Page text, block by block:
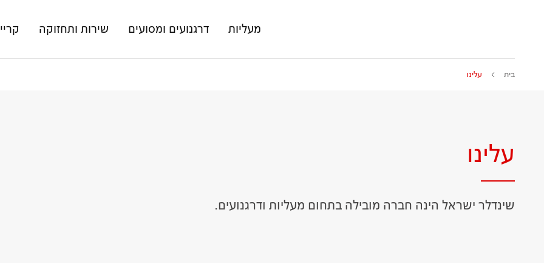
מעליות דרגנועים ומסועים שירות ותחזוקה
בית עלינו
עלינו
שינדלר ישראל הינה חברה מובילה בתחום מעליות ודרגנועים.